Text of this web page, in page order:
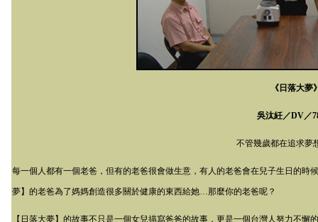
《日落大夢
吳汰紝／DV／
不管幾歲都在追求夢
每一個人都有一個老爸，但有的老爸很會做生意，有人的老爸會在兒子生日的時
夢】的老爸為了媽媽創造很多關於健康的東西給她…那麼你的老爸呢？
【日落大夢】的故事不只是一個女兒描寫爸爸的故事，更是一個台灣人努力不